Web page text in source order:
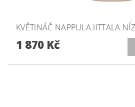
KVĚTINÁČ NAPPULA IITTALA
1 870 Kč